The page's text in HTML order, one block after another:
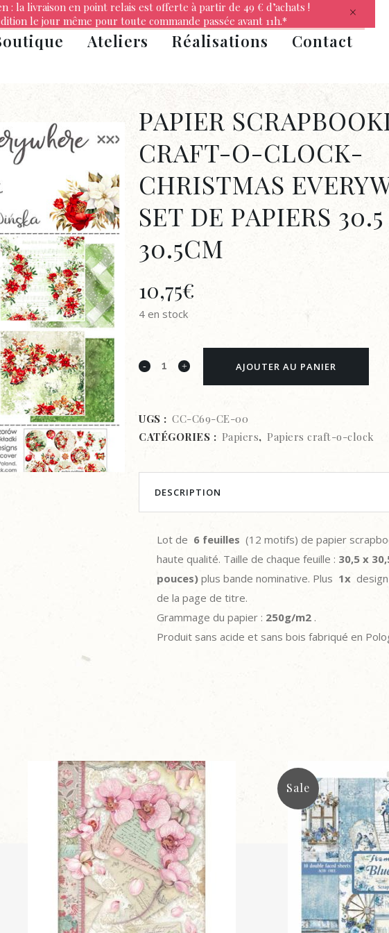
Ateliers Réalisations Contact
PAPIER
CRAFT-O-CLOCK-
CHRISTMAS
SET DE PAPIERS
30.5CM
10,75€
4 en stock
PAPIER
CRAFT-
O-
CHRISTMAS
PAPIERS
AJOUTER AU PANIER
UGS : CC-C69-CE-00
CATÉGORIES : Papiers, Papiers craft-o-clock
DESCRIPTION
Lot de 6 feuilles (12 motifs) de papier
haute qualité. Taille de chaque feuille : 30,5 x
pouces) plus bande nominative. Plus 1x
de la page de titre.
Grammage du papier : 250g/m2 .
Produit sans acide et sans bois fabriqué en
Sale
: la livraison en point relais est offerte à partir de 49 € d’achats !
le jour même pour toute commande passée avant 11h.*